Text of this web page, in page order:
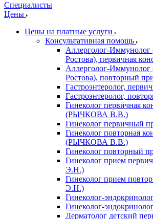
Специалисты
Цены
Цены на платные услуги
Консультативная помощь
Аллерголог-Иммунолог
Ростова), первичная
Аллерголог-Иммунолог
Ростова), повторный
Гастроэнтеролог,
Гастроэнтеролог,
Гинеколог первичная
(РЫЧКОВА В.В.)
Гинеколог первичный
Гинеколог повторная
(РЫЧКОВА В.В.)
Гинеколог повторный
Гинеколог прием
Э.Н.)
Гинеколог прием
Э.Н.)
Гинеколог-
Гинеколог-
Дерматолог детский